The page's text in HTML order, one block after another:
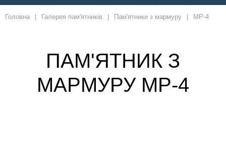
Головна Галерея пам'ятників Пам'ятники з мармуру MP-4
ПАМ'ЯТНИК З
МАРМУРУ MP-4